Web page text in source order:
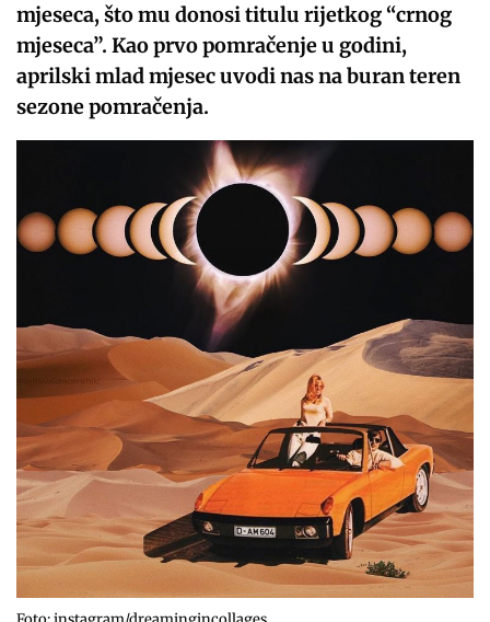
mjeseca, što mu donosi titulu rijetkog “crnog
mjeseca”. Kao prvo pomračenje u godini,
aprilski mlad mjesec uvodi nas na buran teren
sezone pomračenja.